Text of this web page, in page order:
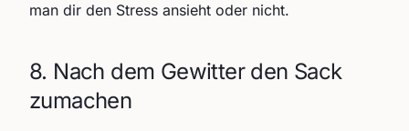
man dir den Stress ansieht oder nicht.
8. Nach dem Gewitter den Sack
zumachen